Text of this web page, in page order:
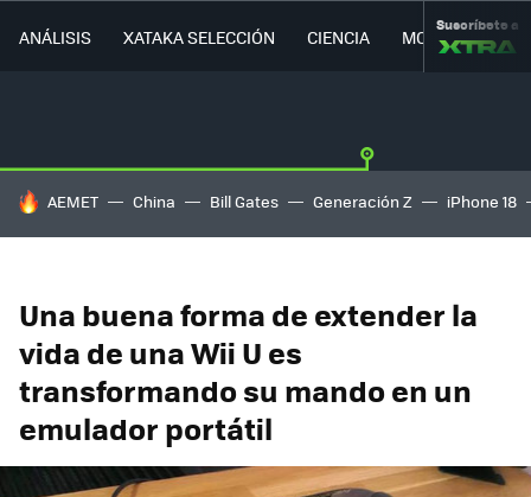
ANÁLISIS XATAKA SELECCIÓN CIENCIA MOVILIDAD
Suscríbete a
HOY SE HABLA DE
AEMET China Bill Gates Generación Z iPhone 18
Una buena forma de extender la
vida de una Wii U es
transformando su mando en un
emulador portátil